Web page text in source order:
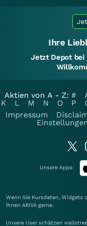
Ihre
Jetzt Depot bei
Aktien von A - Z: #
K
L M N O P
Impressum
Unsere Apps:
Wenn Sie Kursdaten,
Ihnen ARIVA gerne.
Unsere User schätzen